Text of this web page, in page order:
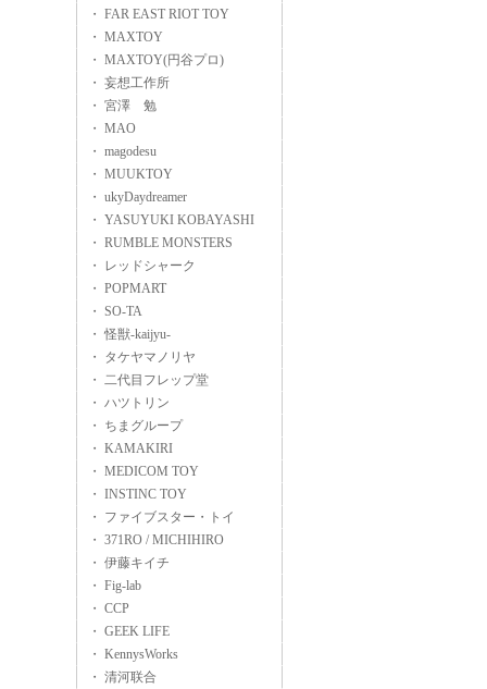
・ FAR EAST RIOT TOY
・ MAXTOY
・ MAXTOY(円谷プロ)
・ 妄想工作所
・ 宮澤 勉
・ MAO
・ magodesu
・ MUUKTOY
・ ukyDaydreamer
・ YASUYUKI KOBAYASHI
・ RUMBLE MONSTERS
・ レッドシャーク
・ POPMART
・ SO-TA
・ 怪獣-kaijyu-
・ タケヤマノリヤ
・ 二代目フレップ堂
・ ハツトリン
・ ちまグループ
・ KAMAKIRI
・ MEDICOM TOY
・ INSTINC TOY
・ ファイブスター・トイ
・ 371RO / MICHIHIRO
・ 伊藤キイチ
・ Fig-lab
・ CCP
・ GEEK LIFE
・ KennysWorks
・ 清河联合